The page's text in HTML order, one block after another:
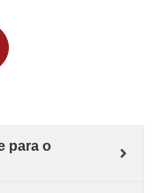
para o